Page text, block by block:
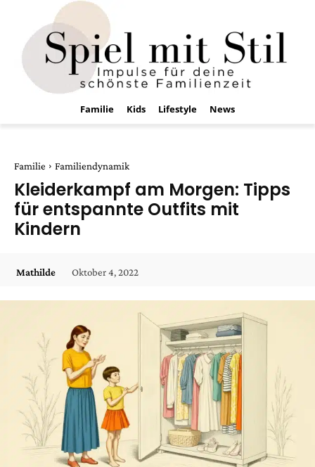
Familie Kids Lifestyle News
Familie Familiendynamik
Kleiderkampf am Morgen: Tipps
für entspannte Outfits mit
Kindern
Mathilde Oktober 4, 2022